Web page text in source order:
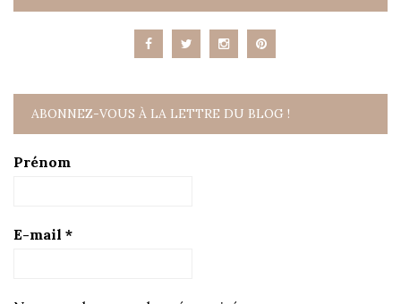
ABONNEZ-VOUS À LA LETTRE DU BLOG !
Prénom
E-mail *